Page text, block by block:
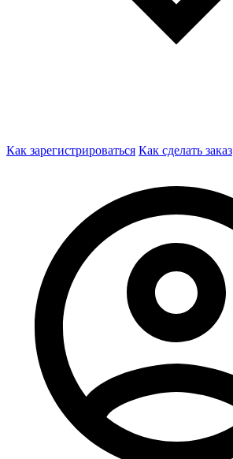
Как зарегистрироваться Как сделать заказ